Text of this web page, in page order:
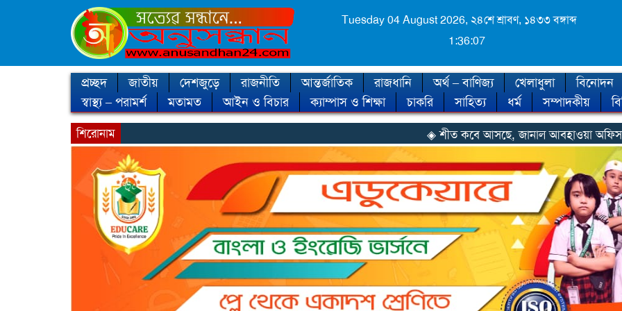
Tuesday 04 August 2026, ২৪শে শ্রাবণ, ১৪৩৩ বঙ্গাব্দ
1:36:09
প্রচ্ছদ জাতীয় দেশজুড়ে রাজনীতি আন্তর্জাতিক রাজধানি অর্থ – বাণিজ্য খেলাধুলা বিনোদন
স্বাস্থ্য – পরামর্শ
মতামত আইন ও বিচার ক্যাম্পাস ও শিক্ষা চাকরি সাহিত্য ধর্ম সম্পাদকীয়
শিরোনাম ◈ শীত কবে আসছে, জানাল আবহাওয়া অফিস ◈ নানা সংকটে